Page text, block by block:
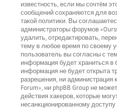
известность, если мы сочтём
сообщений сохраняются для
такой политики. Вы
администраторы форумов
удалить, отредактировать,
тему в любое время по своему
пользователь вы согласны с
информация будет храниться в
информация не будет открыта
разрешения, ни администрация
Forum», ни phpBB Group не
действия хакеров, которые
несанкционированному доступу